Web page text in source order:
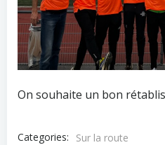
On souhaite un bon
Categories:
Sur la route